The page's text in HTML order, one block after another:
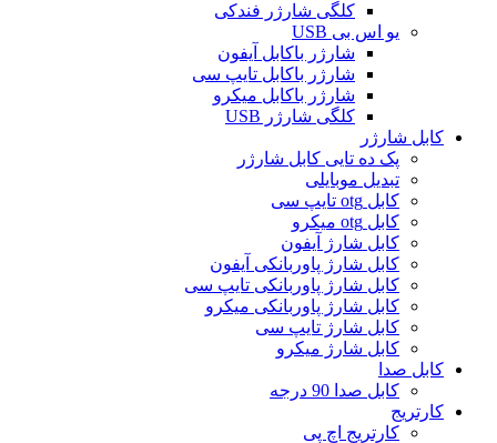
کلگی شارژر فندکی
یو اس بی USB
شارژر باکابل آیفون
شارژر باکابل تایپ سی
شارژر باکابل میکرو
کلگی شارژر USB
کابل شارژر
پک ده تایی کابل شارژر
تبدیل موبایلی
کابل otg تایپ سی
کابل otg میکرو
کابل شارژ آیفون
کابل شارژ پاوربانکی آیفون
کابل شارژ پاوربانکی تایپ سی
کابل شارژ پاوربانکی میکرو
کابل شارژ تایپ سی
کابل شارژ میکرو
کابل صدا
کابل صدا 90 درجه
کارتریج
کارتریج اچ پی